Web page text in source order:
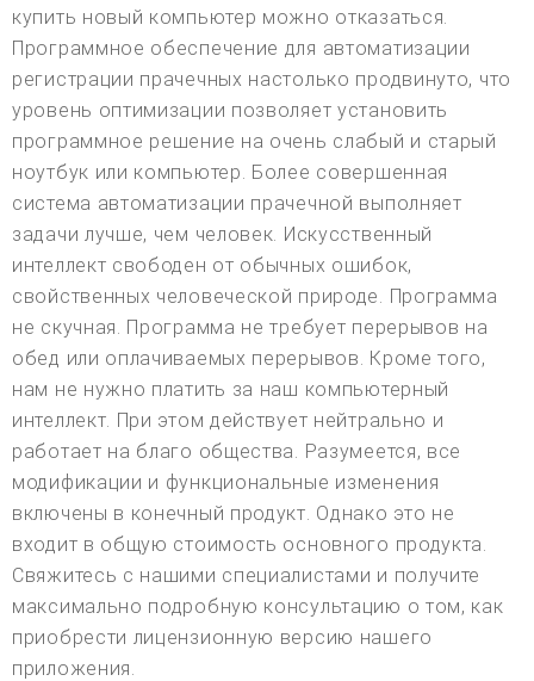
купить новый компьютер можно отказаться.
Программное обеспечение для автоматизации
регистрации прачечных настолько продвинуто, что
уровень оптимизации позволяет установить
программное решение на очень слабый и старый
ноутбук или компьютер. Более совершенная
система автоматизации прачечной выполняет
задачи лучше, чем человек. Искусственный
интеллект свободен от обычных ошибок,
свойственных человеческой природе. Программа
не скучная. Программа не требует перерывов на
обед или оплачиваемых перерывов. Кроме того,
нам не нужно платить за наш компьютерный
интеллект. При этом действует нейтрально и
работает на благо общества. Разумеется, все
модификации и функциональные изменения
включены в конечный продукт. Однако это не
входит в общую стоимость основного продукта.
Свяжитесь с нашими специалистами и получите
максимально подробную консультацию о том, как
приобрести лицензионную версию нашего
приложения.